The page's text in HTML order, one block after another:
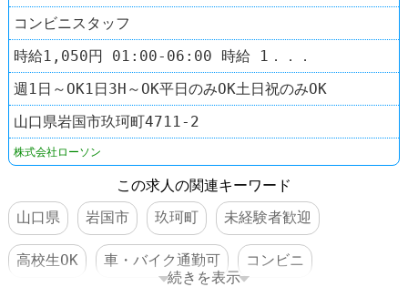
コンビニスタッフ
時給1,050円 01:00-06:00 時給 1．．．
週1日～OK1日3H～OK平日のみOK土日祝のみOK
山口県岩国市玖珂町4711‐2
株式会社ローソン
この求人の関連キーワード
山口県
岩国市 玖珂町 未経験者歓迎
高校生OK 車・バイク通勤可 コンビニ
続きを表示